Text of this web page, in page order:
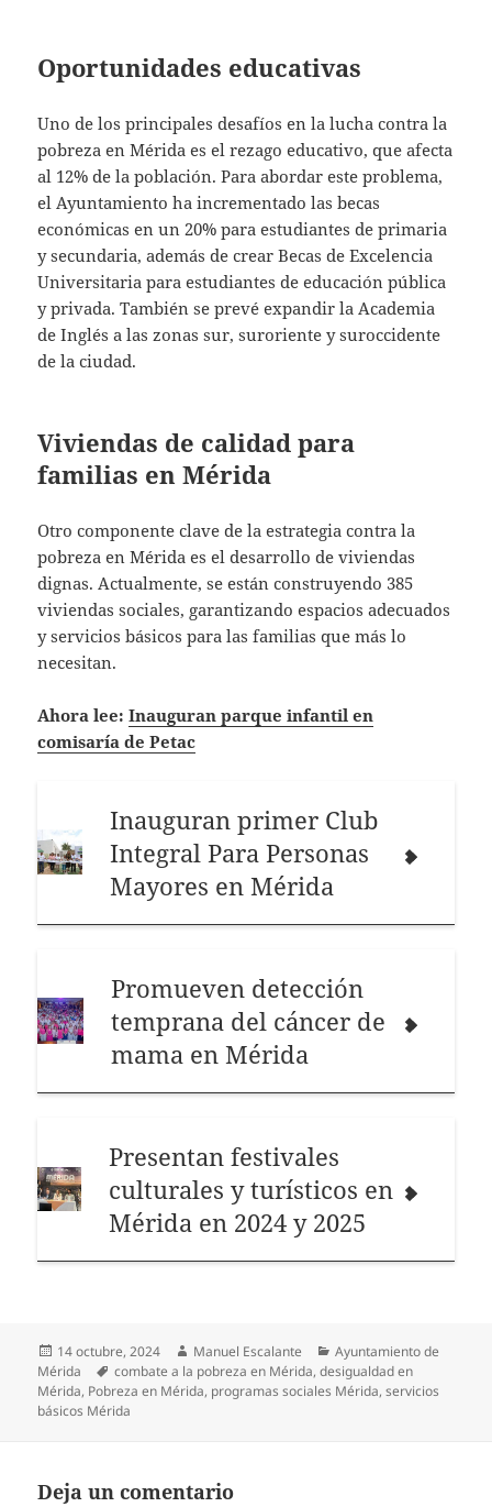
Oportunidades educativas
Uno de los principales desafíos en la lucha contra la
pobreza en Mérida es el rezago educativo, que afecta
al 12% de la población. Para abordar este problema,
el Ayuntamiento ha incrementado las becas
económicas en un 20% para estudiantes de primaria
y secundaria, además de crear Becas de Excelencia
Universitaria para estudiantes de educación pública
y privada. También se prevé expandir la Academia
de Inglés a las zonas sur, suroriente y suroccidente
de la ciudad.
Viviendas de calidad para
familias en Mérida
Otro componente clave de la estrategia contra la
pobreza en Mérida es el desarrollo de viviendas
dignas. Actualmente, se están construyendo 385
viviendas sociales, garantizando espacios adecuados
y servicios básicos para las familias que más lo
necesitan.
Ahora lee:Inauguran parque infantil en
comisaría de Petac
Inauguran primer Club
Integral Para Personas
Mayores en Mérida
Promueven detección
temprana del cáncer de
mama en Mérida
Presentan festivales
culturales y turísticos en
Mérida en 2024 y 2025
Publicado
el
14 octubre, 2024 Autor
Manuel Escalante Categorías
Ayuntamiento de
Mérida
Etiquetas
combate a la pobreza en Mérida,desigualdad en
Mérida, Pobreza en Mérida, programas sociales Mérida,servicios
básicos Mérida
Deja un comentario